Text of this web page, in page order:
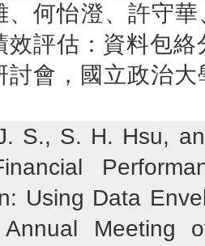
、何怡澄、許守
效評估：資料包
討會，國立政治
S., S. H. Hsu,
Using Data
Meeting